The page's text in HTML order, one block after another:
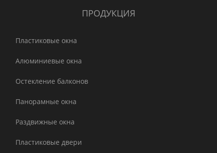
ПРОДУКЦИЯ
Пластиковые окна
Алюминиевые окна
Остекление балконов
Панорамные окна
Раздвижные окна
Пластиковые двери